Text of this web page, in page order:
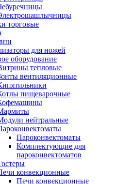
торговые
для ножей
оборудование
тепловые
вентиляционные
пищеварочные
нейтральные
Пароконвектоматы
Комплектующие для
пароконвектоматов
конвекционные
Печи конвекционные